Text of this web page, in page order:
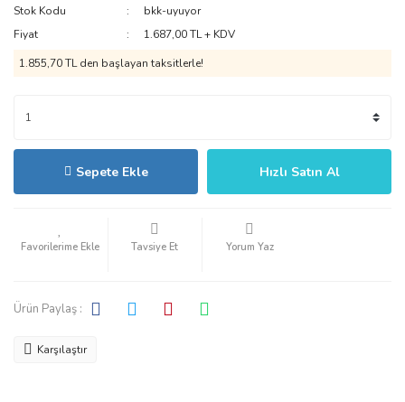
Stok Kodu
bkk-uyuyor
Fiyat
1.687,00 TL + KDV
1.855,70 TL den başlayan taksitlerle!
Sepete Ekle Hızlı Satın Al
Tavsiye Et Yorum Yaz
Ürün Paylaş :
Karşılaştır